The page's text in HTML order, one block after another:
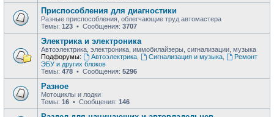
Приспособления для диагностики
Разные приспособления, облегчающие труд автомастера
Темы: 123 • Сообщения: 3707
Электрика и электроника
Автоэлектрика, электроника, иммобилайзеры, сигнализации, музыка
Подфорумы:
Автоэлектрика, Сигнализация и музыка,
Ремонт
ЭБУ и других блоков
Темы: 478 • Сообщения: 5296
Разное
Мотоциклы и лодки
Темы: 16 • Сообщения: 146